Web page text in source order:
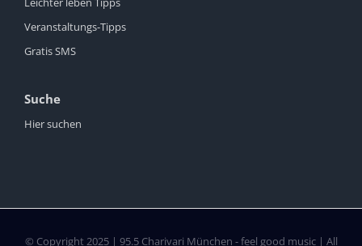
Veranstaltungs-Tipps
Gratis SMS
Suche
Hier suchen
© Copyright 2025 | 95.5 Charivari München - feel good music | All